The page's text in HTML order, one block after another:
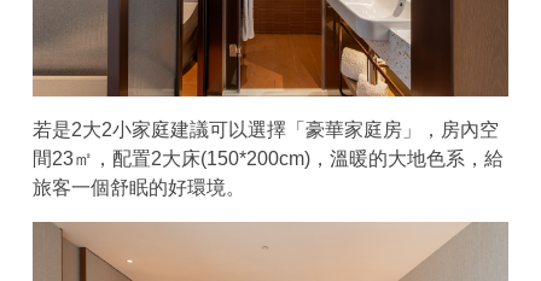
若是2大2小家庭建議可以選擇「豪華家庭房」，房內空
間23㎡，配置2大床(150*200cm)，溫暖的大地色系，給
旅客一個舒眠的好環境。